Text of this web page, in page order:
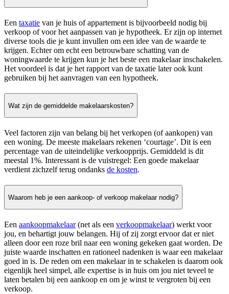
Een taxatie van je huis of appartement is bijvoorbeeld nodig bij
verkoop of voor het aanpassen van je hypotheek. Er zijn op internet
diverse tools die je kunt invullen om een idee van de waarde te
krijgen. Echter om echt een betrouwbare schatting van de
woningwaarde te krijgen kun je het beste een makelaar inschakelen.
Het voordeel is dat je het rapport van de taxatie later ook kunt
gebruiken bij het aanvragen van een hypotheek.
Wat zijn de gemiddelde makelaarskosten?
Veel factoren zijn van belang bij het verkopen (of aankopen) van
een woning. De meeste makelaars rekenen ‘courtage’. Dit is een
percentage van de uiteindelijke verkoopprijs. Gemiddeld is dit
meestal 1%. Interessant is de vuistregel: Een goede makelaar
verdient zichzelf terug ondanks de kosten.
Waarom heb je een aankoop- of verkoop makelaar nodig?
Een aankoopmakelaar(net als een verkoopmakelaar) werkt voor
jou, en behartigt jouw belangen. Hij of zij zorgt ervoor dat er niet
alleen door een roze bril naar een woning gekeken gaat worden. De
juiste waarde inschatten en rationeel nadenken is waar een makelaar
goed in is. De reden om een makelaar in te schakelen is daarom ook
eigenlijk heel simpel, alle expertise is in huis om jou niet teveel te
laten betalen bij een aankoop en om je winst te vergroten bij een
verkoop.